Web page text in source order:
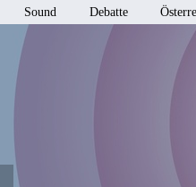
Sound Debatte